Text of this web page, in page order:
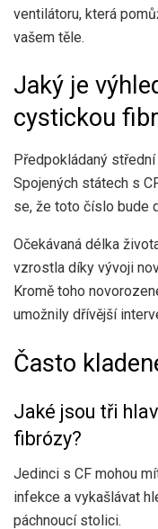
ventilátoru, která
vašem těle.
Jaký je
cystickou
Předpokládaný
Spojených státech s
se, že toto číslo bude
Očekávaná délka
vzrostla díky vývoji
Kromě toho
umožnily dřívější
Často
Jaké jsou tři
fibrózy?
Jedinci s CF mohou
infekce a vykašlávat
páchnoucí stolici.